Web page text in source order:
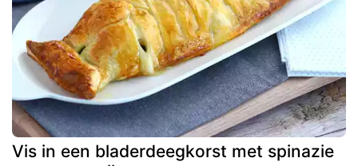
Vis in een bladerdeegkorst met spinazie